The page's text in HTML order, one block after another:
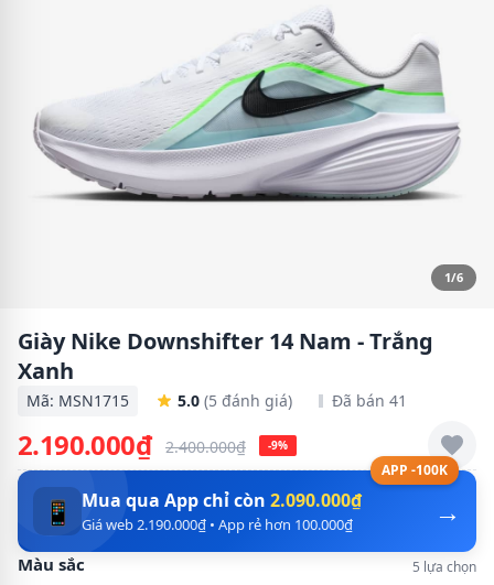
1/6
Giày Nike Downshifter 14 Nam - Trắng
Xanh
Mã: MSN1715 5.0 (5 đánh giá) Đã bán 41
2.190.000₫ 2.400.000₫ -9%
APP -100K
→
📱 Mua qua App chỉ còn 2.090.000₫
Giá web 2.190.000₫ • App rẻ hơn 100.000₫
Màu sắc 5 lựa chọn